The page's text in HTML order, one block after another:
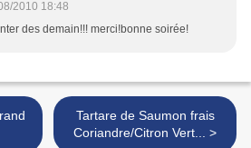
2010 18:48
des demain!!! merci!bonne soirée!
Tartare de Saumon frais
Coriandre/Citron Vert... >